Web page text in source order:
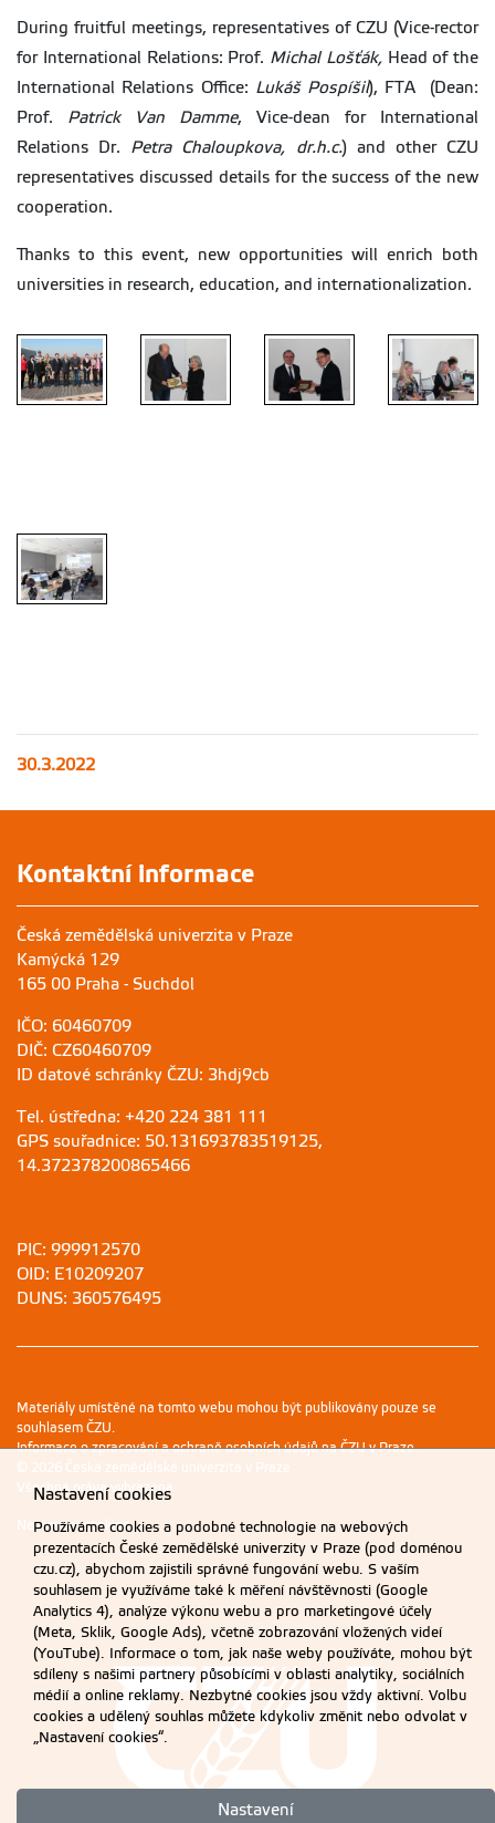
During fruitful meetings, representatives of CZU (Vice-rector
for International Relations: Prof. Michal Lošťák, Head of the
International Relations Office: Lukáš Pospíšil), FTA (Dean:
Prof. Patrick Van Damme, Vice-dean for International
Relations Dr. Petra Chaloupkova, dr.h.c.) and other CZU
representatives discussed details for the success of the new
cooperation.
Thanks to this event, new opportunities will enrich both
universities in research, education, and internationalization.
30.3.2022
Kontaktní informace
Česká zemědělská univerzita v Praze
Kamýcká 129
165 00 Praha - Suchdol
IČO: 60460709
DIČ: CZ60460709
ID datové schránky ČZU: 3hdj9cb
Tel. ústředna: +420 224 381 111
GPS souřadnice: 50.131693783519125,
14.372378200865466
PIC: 999912570
OID: E10209207
DUNS: 360576495
Materiály umístěné na tomto webu mohou být publikovány pouze se
souhlasem ČZU.
Informace o zpracování a ochraně osobních údajů na ČZU v Praze.
© 2026 Česká zemědělská univerzita v Praze
Všechna práva vyhrazena
Nastavení cookies
Nastavení cookies
Používáme cookies a podobné technologie na webových
prezentacích České zemědělské univerzity v Praze (pod doménou
czu.cz), abychom zajistili správné fungování webu. S vaším
souhlasem je využíváme také k měření návštěvnosti (Google
Analytics 4), analýze výkonu webu a pro marketingové účely
(Meta, Sklik, Google Ads), včetně zobrazování vložených videí
(YouTube). Informace o tom, jak naše weby používáte, mohou být
sdíleny s našimi partnery působícími v oblasti analytiky, sociálních
médií a online reklamy. Nezbytné cookies jsou vždy aktivní. Volbu
cookies a udělený souhlas můžete kdykoliv změnit nebo odvolat v
„Nastavení cookies“.
Nastavení